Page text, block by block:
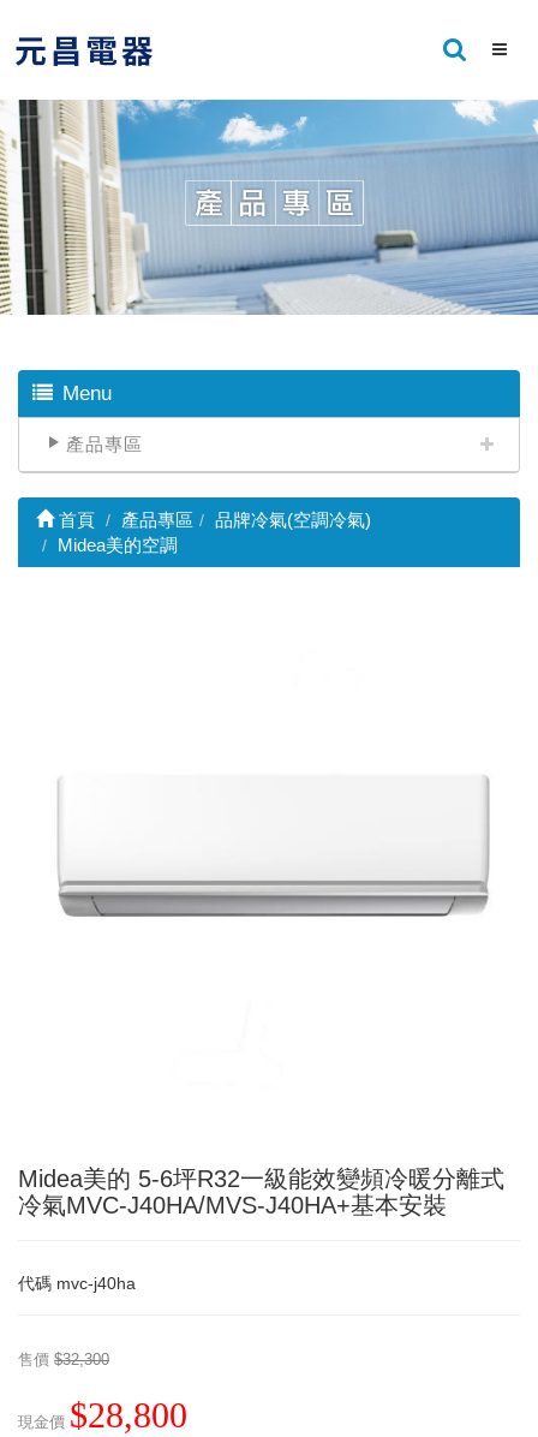
Menu
產品專區
首頁 產品專區
品牌冷氣(空調冷氣)
Midea美的空調
Midea美的 5-6坪R32一級能效變頻冷暖分離式
冷氣MVC-J40HA/MVS-J40HA+基本安裝
代碼 mvc-j40ha
售價 $32,300
現金價 $28,800